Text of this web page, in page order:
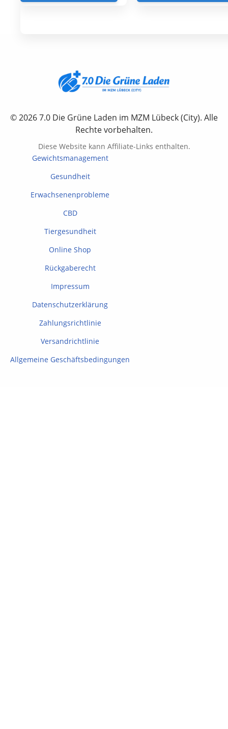
© 2026 7.0 Die Grüne Laden im MZM Lübeck (City). Alle
Rechte vorbehalten.
Diese Website kann Affiliate-Links enthalten.
Gewichtsmanagement
Gesundheit
Erwachsenenprobleme
CBD
Tiergesundheit
Online Shop
Rückgaberecht
Impressum
Datenschutzerklärung
Zahlungsrichtlinie
Versandrichtlinie
Allgemeine Geschäftsbedingungen